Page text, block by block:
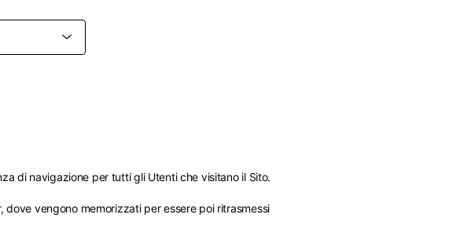
di navigazione per tutti gli Utenti che visitano il Sito.
vengono memorizzati per essere poi ritrasmessi
base alla località.
verrà aggiornato.